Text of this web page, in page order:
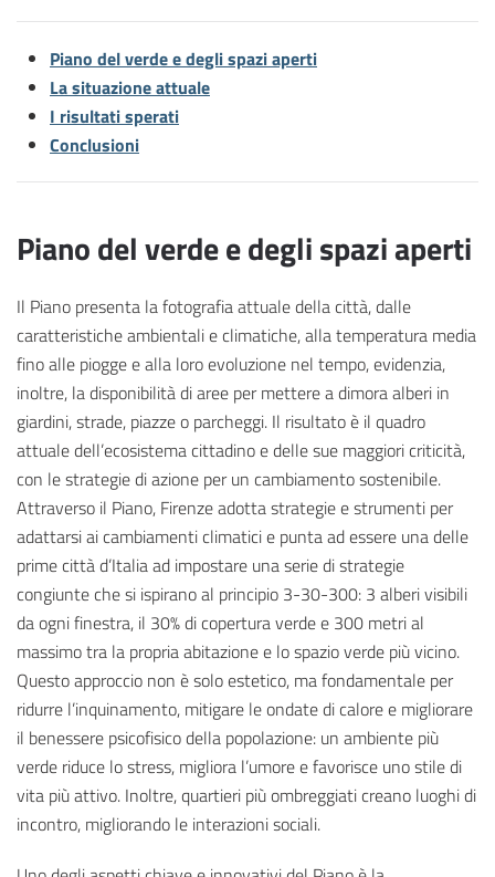
Piano del verde e degli spazi aperti
La situazione attuale
I risultati sperati
Conclusioni
Piano del verde e degli spazi aperti
Il Piano presenta la fotografia attuale della città, dalle
caratteristiche ambientali e climatiche, alla temperatura media
fino alle piogge e alla loro evoluzione nel tempo, evidenzia,
inoltre, la disponibilità di aree per mettere a dimora alberi in
giardini, strade, piazze o parcheggi. Il risultato è il quadro
attuale dell’ecosistema cittadino e delle sue maggiori criticità,
con le strategie di azione per un cambiamento sostenibile.
Attraverso il Piano, Firenze adotta strategie e strumenti per
adattarsi ai cambiamenti climatici e punta ad essere una delle
prime città d’Italia ad impostare una serie di strategie
congiunte che si ispirano al principio 3-30-300: 3 alberi visibili
da ogni finestra, il 30% di copertura verde e 300 metri al
massimo tra la propria abitazione e lo spazio verde più vicino.
Questo approccio non è solo estetico, ma fondamentale per
ridurre l’inquinamento, mitigare le ondate di calore e migliorare
il benessere psicofisico della popolazione: un ambiente più
verde riduce lo stress, migliora l’umore e favorisce uno stile di
vita più attivo. Inoltre, quartieri più ombreggiati creano luoghi di
incontro, migliorando le interazioni sociali.